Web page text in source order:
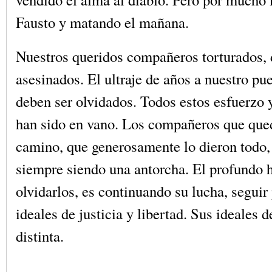
Fausto y matando el mañana.
Nuestros queridos compañeros torturados,
asesinados. El ultraje de años a nuestro
deben ser olvidados. Todos estos
han sido en vano. Los compañeros que
camino, que generosamente lo dieron
siempre siendo una antorcha. El profundo
olvidarlos, es continuando su lucha,
ideales de justicia y libertad. Sus ideales
distinta.